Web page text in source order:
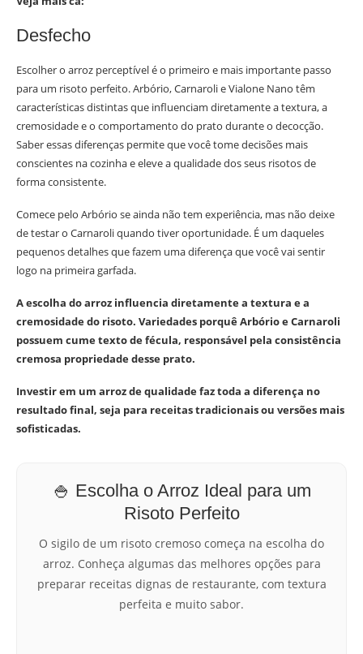
Desfecho
Escolher o arroz perceptível é o primeiro e mais importante passo
para um risoto perfeito. Arbório, Carnaroli e Vialone Nano têm
características distintas que influenciam diretamente a textura, a
cremosidade e o comportamento do prato durante o decocção.
Saber essas diferenças permite que você tome decisões mais
conscientes na cozinha e eleve a qualidade dos seus risotos de
forma consistente.
Comece pelo Arbório se ainda não tem experiência, mas não deixe
de testar o Carnaroli quando tiver oportunidade. É um daqueles
pequenos detalhes que fazem uma diferença que você vai sentir
logo na primeira garfada.
A escolha do arroz influencia diretamente a textura e a
cremosidade do risoto. Variedades porquê Arbório e Carnaroli
possuem cume texto de fécula, responsável pela consistência
cremosa propriedade desse prato.
Investir em um arroz de qualidade faz toda a diferença no
resultado final, seja para receitas tradicionais ou versões mais
sofisticadas.
🍚 Escolha o Arroz Ideal para um
Risoto Perfeito
O sigilo de um risoto cremoso começa na escolha do
arroz. Conheça algumas das melhores opções para
preparar receitas dignas de restaurante, com textura
perfeita e muito sabor.